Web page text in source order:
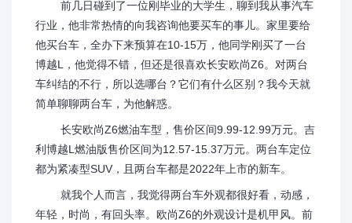
前几日碰到了一位刚毕业的大学生，聊到我从事汽车
行业，他非常热情的向我咨询他要买车的事儿。家里要给
他买台车，全办下来预算在10-15万，他同学刚买了一台
博越L，他觉得不错，但还是很喜欢长安欧尚Z6。对两台
车纠结的不行，所以选哪台？它们有什么区别？我今天就
简单聊聊两台车，为他解惑。
长安欧尚Z6燃油车型，售价区间9.99-12.99万元。吉
利博越L燃油版售价区间为12.57-15.37万元。两台车定位
都为紧凑型SUV，且两台车都是2022年上市的新车。
就我个人而言，我觉得两台车外观都很好看，动感，
年轻，时尚，有回头率。欧尚Z6的外观设计是机甲风。前